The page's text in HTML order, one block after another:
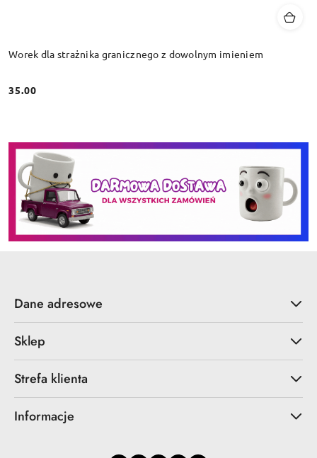
Worek dla strażnika granicznego z dowolnym imieniem
Cena:
35.00
Dane adresowe
Sklep
Strefa klienta
Informacje